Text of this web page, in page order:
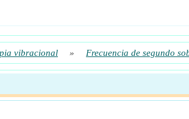
vibracional » Frecuencia de segundo